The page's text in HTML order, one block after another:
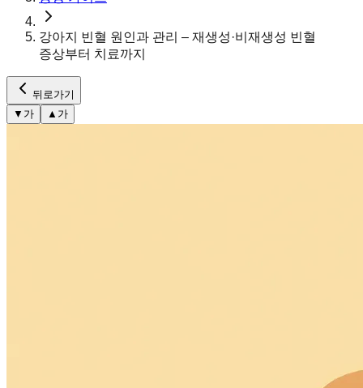
강아지 빈혈 원인과 관리 – 재생성·비재생성 빈혈
증상부터 치료까지
뒤로가기
▼ 가 ▲ 가